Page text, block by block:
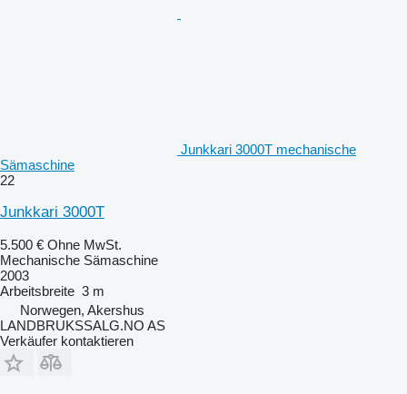
Junkkari 3000T mechanische
Sämaschine
22
Junkkari 3000T
5.500 € Ohne MwSt.
Mechanische Sämaschine
2003
Arbeitsbreite 3 m
Norwegen, Akershus
LANDBRUKSSALG.NO AS
Verkäufer kontaktieren